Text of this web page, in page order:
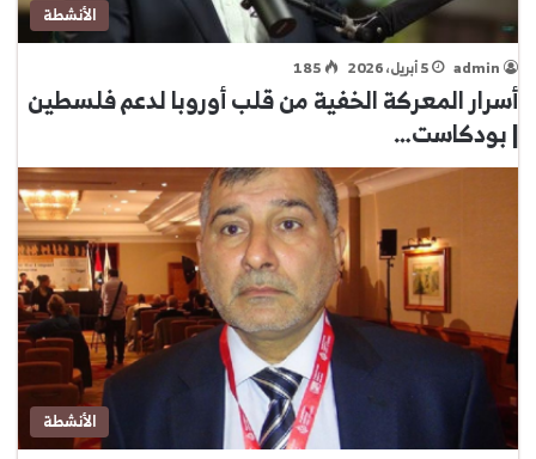
الأنشطة
admin 5 أبريل، 2026 185
أسرار المعركة الخفية من قلب أوروبا لدعم فلسطين
| بودكاست…
الأنشطة